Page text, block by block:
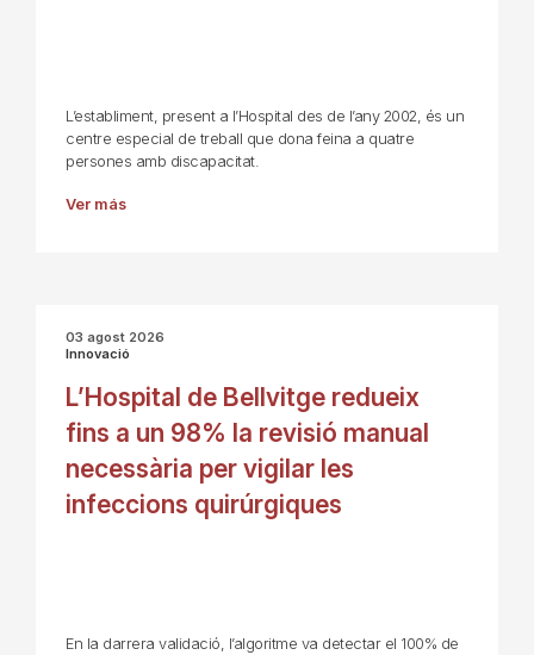
L’establiment, present a l’Hospital des de l’any 2002, és un
centre especial de treball que dona feina a quatre
persones amb discapacitat.
Ver más
03 agost 2026
Innovació
L’Hospital de Bellvitge redueix
fins a un 98% la revisió manual
necessària per vigilar les
infeccions quirúrgiques
En la darrera validació, l’algoritme va detectar el 100% de